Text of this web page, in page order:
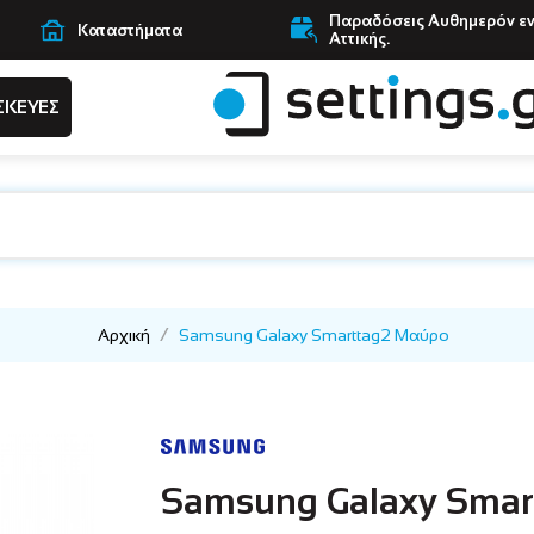
Καταστήματα
Παραδόσεις Αυθημερόν
Αττικής.
Αρχική Samsung Galaxy Smarttag2 Μαύρο
Samsung Galaxy